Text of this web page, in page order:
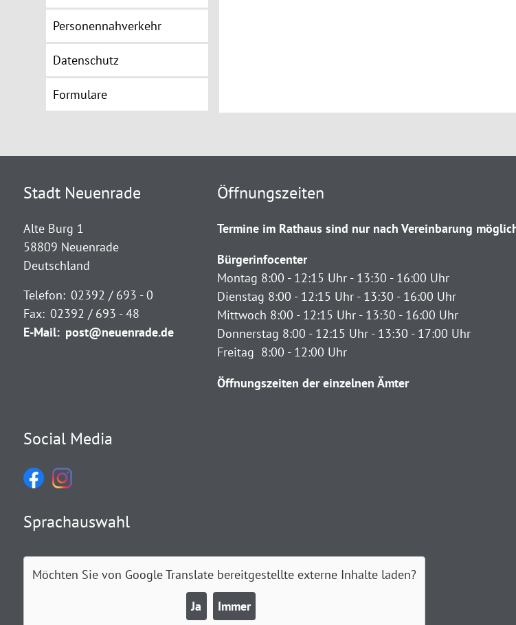
Personennahverkehr
Datenschutz
Formulare
Stadt Neuenrade
Alte Burg 1
58809 Neuenrade
Deutschland
Telefon: 02392 / 693 - 0
Fax: 02392 / 693 - 48
E-Mail: post@neuenrade.de
Öffnungszeiten
Termine im Rathaus sind nur nach Vereinbarung
Bürgerinfocenter
Montag 8:00 - 12:15 Uhr - 13:30 - 16:00 Uhr
Dienstag 8:00 - 12:15 Uhr - 13:30 - 16:00 Uhr
Mittwoch 8:00 - 12:15 Uhr - 13:30 - 16:00 Uhr
Donnerstag 8:00 - 12:15 Uhr - 13:30 - 17:00 Uhr
Freitag 8:00 - 12:00 Uhr
Öffnungszeiten der einzelnen Ämter
Social Media
Sprachauswahl
Möchten Sie von Google Translatebereitgestellte externe Inhalte laden?
Ja Immer